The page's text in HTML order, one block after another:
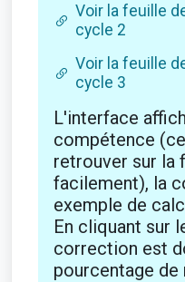
Voir la feuille
cycle 2
Voir la feuille
cycle 3
L'interface
compétence
retrouver sur la
facilement), la
exemple de
En cliquant sur
correction est
pourcentage de